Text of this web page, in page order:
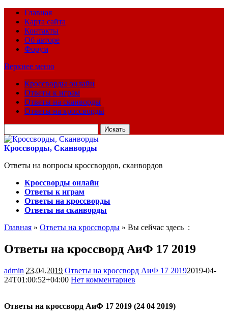
Главная
Карта сайта
Контакты
Об авторе
Форум
Верхнее меню
Кроссворды онлайн
Ответы к играм
Ответы на сканворды
Ответы на кроссворды
для:
Кроссворды, Сканворды
Ответы на вопросы кроссвордов, сканвордов
Кроссворды онлайн
Ответы к играм
Ответы на кроссворды
Ответы на сканворды
Главная » Ответы на кроссворды » Вы сейчас здесь :
Ответы на кроссворд АиФ 17 2019
admin 23.04.2019 Ответы на кроссворд АиФ 17 20192019-04-
24T01:00:52+04:00 Нет комментариев
Ответы на кроссворд АиФ 17 2019 (24 04 2019)